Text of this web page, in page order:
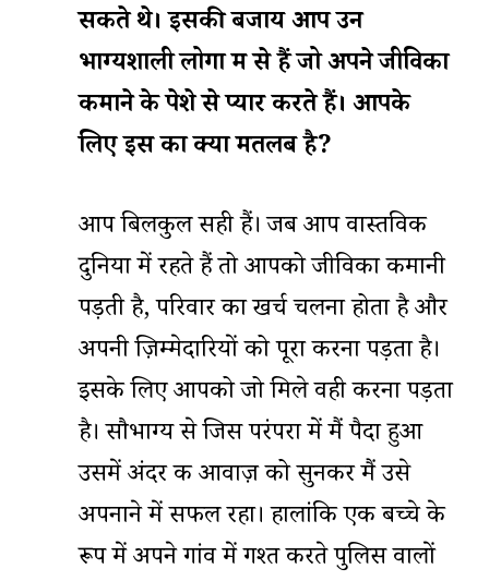
सकतेथे। इसकीबजायआपउन
भाग्यशालीलोगोंमेंसेहैंजोअपनेजीविका
कमानेकेपेशेसेप्यारकरतेहैं। आपके
लिएइसकाक्यामतलबहै?
आप बिलकुल सही हैं। जब आप वास्तविक
दुनिया में रहते हैं तो आपको जीविका कमानी
पड़ती है, परिवार का खर्च चलना होता है और
अपनी ज़िम्मेदारियों को पूरा करना पड़ता है।
इसके लिए आपको जो मिले वही करना पड़ता
है। सौभाग्य से जिस परंपरा में मैं पैदा हुआ
उसमें अंदर की आवाज़ को सुनकर मैं उसे
अपनाने में सफल रहा। हालांकि एक बच्चे के
रूप में अपने गांव में गश्त करते पुलिस वालों